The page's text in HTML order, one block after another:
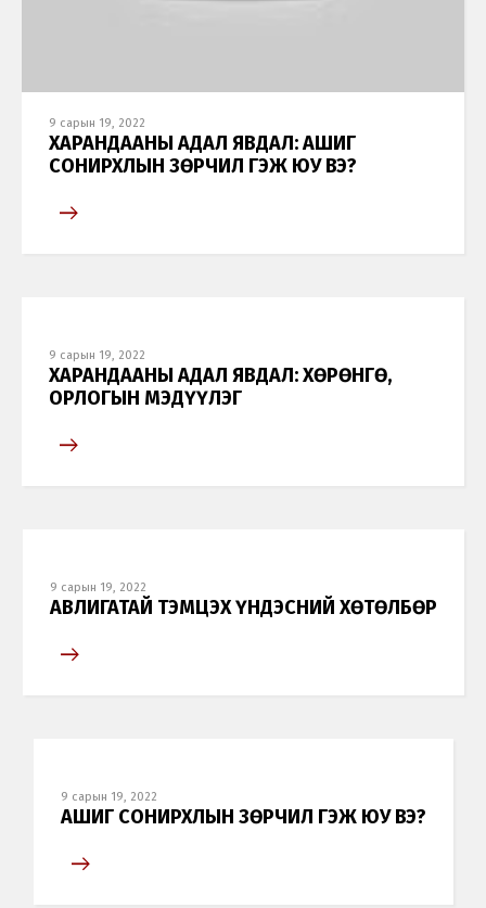
9 сарын 19, 2022
ХАРАНДААНЫ АДАЛ ЯВДАЛ: АШИГ
СОНИРХЛЫН ЗӨРЧИЛ ГЭЖ ЮУ ВЭ?
9 сарын 19, 2022
ХАРАНДААНЫ АДАЛ ЯВДАЛ: ХӨРӨНГӨ,
ОРЛОГЫН МЭДҮҮЛЭГ
9 сарын 19, 2022
АВЛИГАТАЙ ТЭМЦЭХ ҮНДЭСНИЙ ХӨТӨЛБӨР
9 сарын 19, 2022
АШИГ СОНИРХЛЫН ЗӨРЧИЛ ГЭЖ ЮУ ВЭ?
Хэл солих